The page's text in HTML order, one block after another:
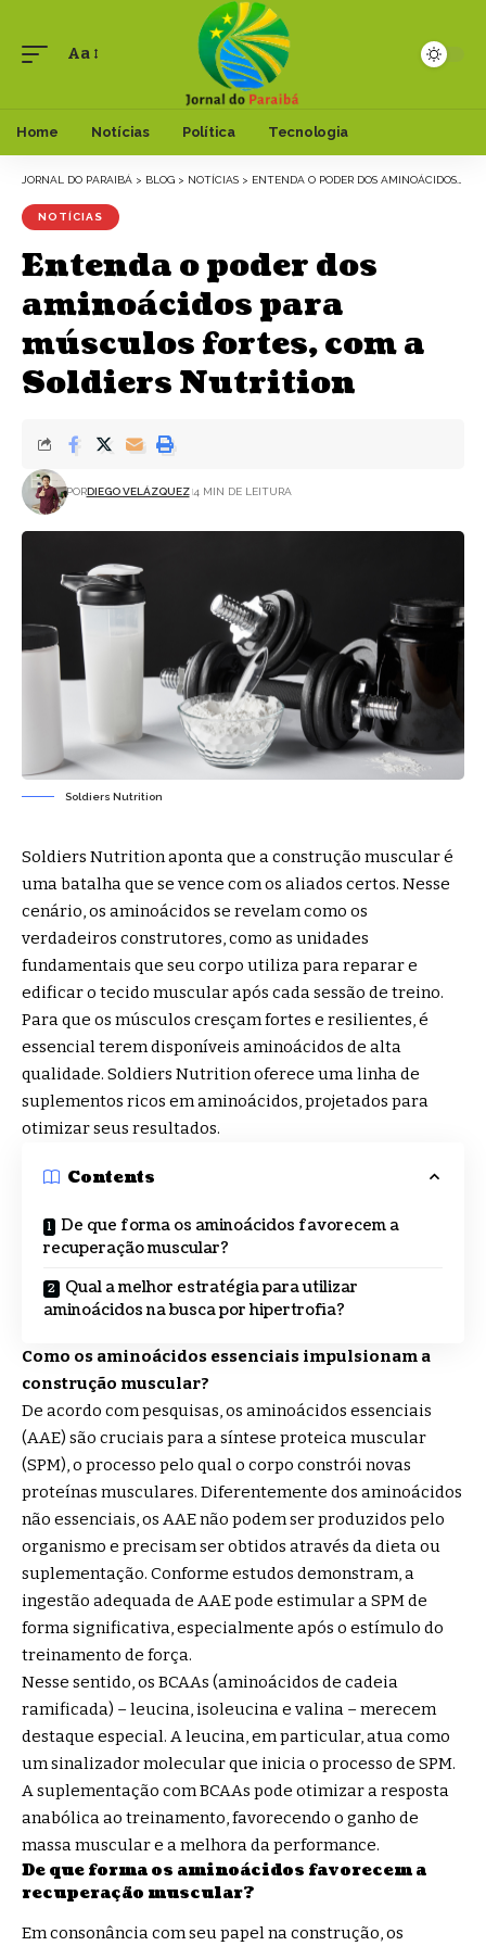
Aa
Home Notícias Política Tecnologia
JORNAL DO PARAIBÁ > BLOG > NOTÍCIAS > ENTENDA O PODER DOS AMINOÁCIDOS PARA MÚSCULOS FORTES, COM A SOLDIERS NUTRITION
NOTÍCIAS
Entenda o poder dos
aminoácidos para
músculos fortes, com a
Soldiers Nutrition
PORDIEGO VELÁZQUEZ 4 MIN DE LEITURA
Soldiers Nutrition
Soldiers Nutrition aponta que a construção muscular é
uma batalha que se vence com os aliados certos. Nesse
cenário, os aminoácidos se revelam como os
verdadeiros construtores, como as unidades
fundamentais que seu corpo utiliza para reparar e
edificar o tecido muscular após cada sessão de treino.
Para que os músculos cresçam fortes e resilientes, é
essencial terem disponíveis aminoácidos de alta
qualidade. Soldiers Nutrition oferece uma linha de
suplementos ricos em aminoácidos, projetados para
otimizar seus resultados.
Contents
De que forma os aminoácidos favorecem a
recuperação muscular?
Qual a melhor estratégia para utilizar
aminoácidos na busca por hipertrofia?
Como os aminoácidos essenciais impulsionam a
construção muscular?
De acordo com pesquisas, os aminoácidos essenciais
(AAE) são cruciais para a síntese proteica muscular
(SPM), o processo pelo qual o corpo constrói novas
proteínas musculares. Diferentemente dos aminoácidos
não essenciais, os AAE não podem ser produzidos pelo
organismo e precisam ser obtidos através da dieta ou
suplementação. Conforme estudos demonstram, a
ingestão adequada de AAE pode estimular a SPM de
forma significativa, especialmente após o estímulo do
treinamento de força.
Nesse sentido, os BCAAs (aminoácidos de cadeia
ramificada) – leucina, isoleucina e valina – merecem
destaque especial. A leucina, em particular, atua como
um sinalizador molecular que inicia o processo de SPM.
A suplementação com BCAAs pode otimizar a resposta
anabólica ao treinamento, favorecendo o ganho de
massa muscular e a melhora da performance.
De que forma os aminoácidos favorecem a
recuperação muscular?
Em consonância com seu papel na construção, os